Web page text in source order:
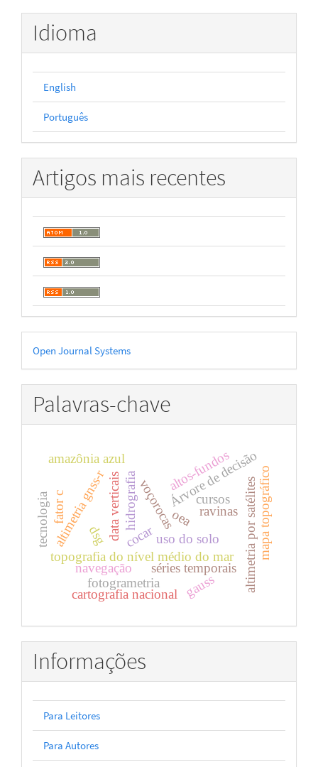
Idioma
English
Português
Artigos mais recentes
Desenvolvido
por
Open Journal Systems
Palavras-chave
data verticais
topografia do nível médio do mar
amazônia azul
voçorocas
ravinas
uso do solo
Árvore de decisão
altimetria por satélitesmapa topográfico
séries temporais
altimetria gnss-r hidrografia altos-fundos
navegação
fotogrametria
cartografia nacional
cocar
dsg
fator c
gauss
tecnologia oea
cursos
Informações
Para Leitores
Para Autores